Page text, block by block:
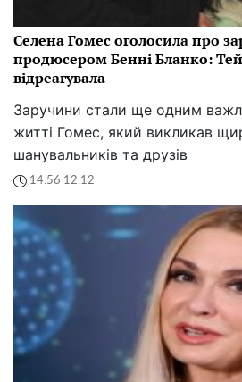
Селена Гомес оголосила про
продюсером Бенні Бланко:
відреагувала
Заручини стали ще одним
житті Гомес, який викликав
шанувальників та друзів
14:56 12.12